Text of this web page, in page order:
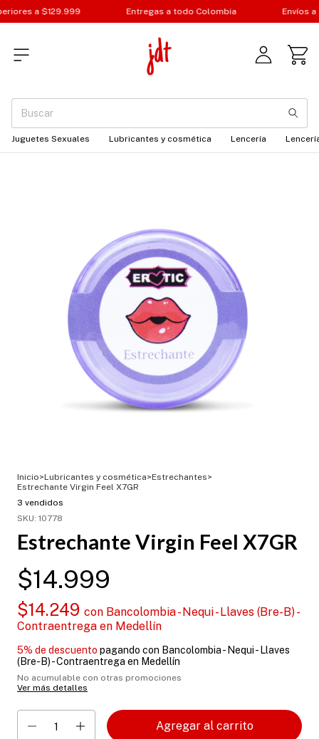
a $129.999 Entregas a todo Colombia Envíos a
Juguetes Sexuales Lubricantes y cosmética Lencería
Inicio>Lubricantes y cosmética>Estrechantes>
Estrechante Virgin Feel X7GR
3 vendidos
SKU: 10778
Estrechante Virgin Feel X7GR
$14.999
$14.249 con Bancolombia - Nequi - Llaves (Bre-B) -
Contraentrega en Medellín
5% de descuento pagando con Bancolombia - Nequi - Llaves
(Bre-B) - Contraentrega en Medellín
No acumulable con otras promociones
Ver más detalles